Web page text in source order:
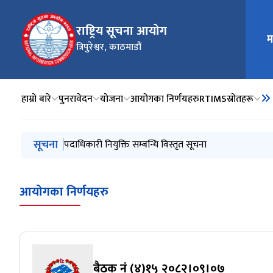
राष्ट्रिय सूचना आयोग
त्रिपुरेश्वर, काठमाडौं
मुख्य
हाम्रो बारे पुनरावेदन योजना आयोगका निर्णयहरुRTIMSस्रोतहरू
मुख्य नेभिगेसनमा जानुहोस्
सूचना पदाधिकारी नियुक्ति सम्बन्धि विस्तृत सूचना
आयोगका निर्णयहरु
बैठक नं (४)१५ २०८२।०९।०७